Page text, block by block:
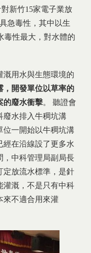
新竹15家電子業放
急毒性，其中以生
毒性最大，對水體的
溉用水與生態環境的
，開發單位以草率的
的廢水衝擊。 聽證會
廢水排入牛稠坑溝
位一開始以牛稠坑溝
經在沿線設了更多水
，中科管理局副局長
定放流水標準，是針
灌溉，不是只有中科
來不適合用來灌